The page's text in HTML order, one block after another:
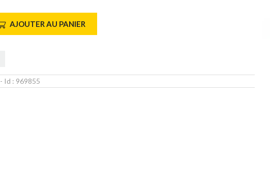
AJOUTER AU PANIER
- Id : 969855